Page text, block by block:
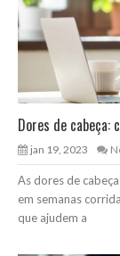
Dores de cabeça:
jan 19, 2023
As dores de
em semanas
que ajudem a